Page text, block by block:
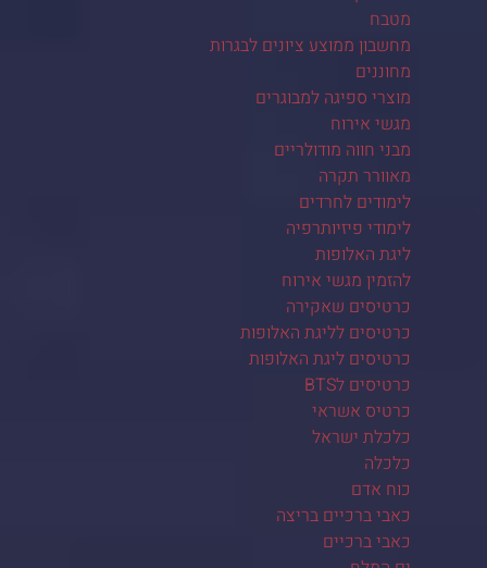
מטבח
מחשבון ממוצע ציונים לבגרות
מחוננים
מוצרי ספיגה למבוגרים
מגשי אירוח
מבני חווה מודולריים
מאוורר תקרה
לימודים לחרדים
לימודי פיזיותרפיה
ליגת האלופות
להזמין מגשי אירוח
כרטיסים שאקירה
כרטיסים לליגת האלופות
כרטיסים ליגת האלופות
כרטיסים לBTS
כרטיס אשראי
כלכלת ישראל
כלכלה
כוח אדם
כאבי ברכיים בריצה
כאבי ברכיים